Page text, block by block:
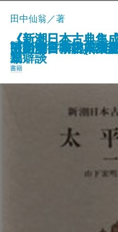
《新潮日本古典
癇癖談
《新潮日本古典集
《新潮日本古典集
り
《新潮日本古典集
茶の本 茶碗(限定
《新潮日本古典
三
《新潮日本古典集
《新潮日本古典集
集 一
旧約聖書物語 増
限定版 茶の本
田中仙翁／著
978-4-10-720016-7
書籍
《新潮日本古典集
《新潮日本古典集
《新潮日本古典
二
《新潮日本古典集
《新潮日本古典集
《新潮日本古典集
《新潮日本古典集
《新潮日本古典集
《新潮日本古典集
《新潮日本古典集